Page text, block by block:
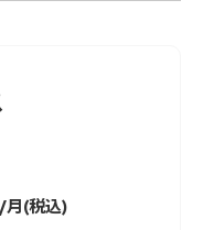
月(税込)